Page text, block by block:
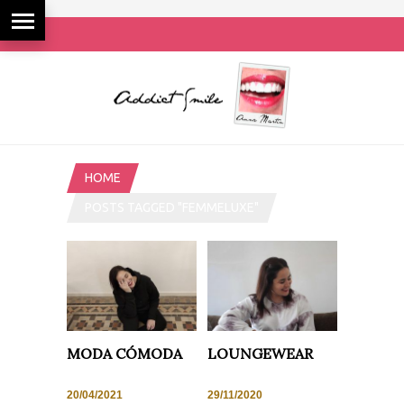
HOME
MODA CÓMODA
20/04/2021
LOUNGEWEAR
29/11/2020